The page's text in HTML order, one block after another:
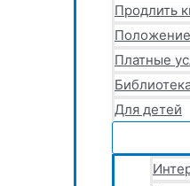
Продлить
Платные
Для детей